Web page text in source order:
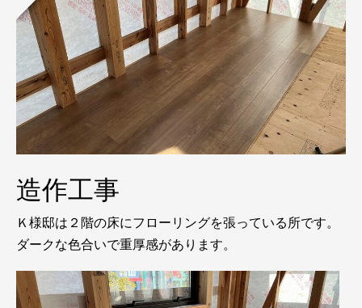
造作工事
Ｋ様邸は２階の床にフローリングを張っている所です。
ダークな色合いで重厚感があります。